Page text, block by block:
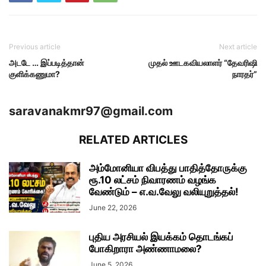
Previous article
அடடே … இப்படித்தான்
குளிக்கணுமா?
Next article
முதல் ஊடகவியலாளர் “தேவரிஷி
நாரதர்”
saravanakmr97@gmail.com
RELATED ARTICLES
அம்மோனியா விபத்து பாதித்தோருக்கு
ரூ.10 லட்சம் நிவாரணம் வழங்க
வேண்டும் – எ.வ.வேலு வலியுறுத்தல்!
June 22, 2026
புதிய அரசியல் இயக்கம் தொடங்கப்
போகிறாரா அண்ணாமலை?